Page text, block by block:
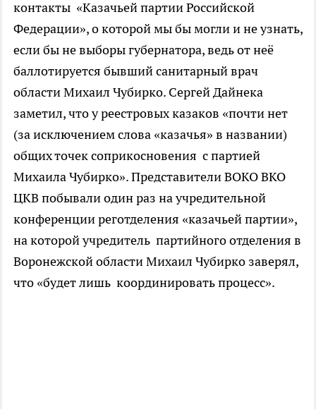
контакты «Казачьей партии Российской
Федерации», о которой мы бы могли и не узнать,
если бы не выборы губернатора, ведь от неё
баллотируется бывший санитарный врач
области Михаил Чубирко. Сергей Дайнека
заметил, что у реестровых казаков «почти нет
(за исключением слова «казачья» в названии)
общих точек соприкосновения с партией
Михаила Чубирко». Представители ВОКО ВКО
ЦКВ побывали один раз на учредительной
конференции реготделения «казачьей партии»,
на которой учредитель партийного отделения в
Воронежской области Михаил Чубирко заверял,
что «будет лишь координировать процесс».